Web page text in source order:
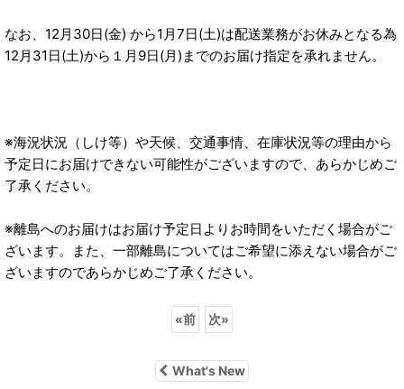
なお、12月30日(金) から1月7日(土)は配送業務がお休みとなる為
12月31日(土)から１月9日(月)までのお届け指定を承れません。
※海況状況（しけ等）や天候、交通事情、在庫状況等の理由から
予定日にお届けできない可能性がございますので、あらかじめご
了承ください。
※離島へのお届けはお届け予定日よりお時間をいただく場合がご
ざいます。また、一部離島についてはご希望に添えない場合がご
ざいますのであらかじめご了承ください。
«前 次»
What's New